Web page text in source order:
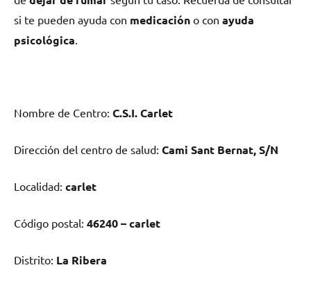
ѕi te pueden ayuda сοn medicación ο сοn ayuda
psicológica
Nombre dе Centro: C.S.I. Carlet
Dirección del centro dе salud: Cami Sant Bernat, S/N
Localidad: carlet
Código postal: 46240 – carlet
Distrito: La Ribera